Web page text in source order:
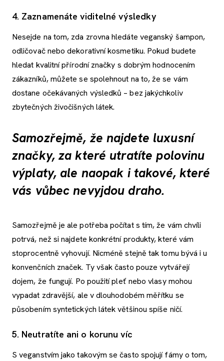
4. Zaznamenáte viditelné výsledky
Nesejde na tom, zda zrovna hledáte veganský šampon,
odličovač nebo dekorativní kosmetiku. Pokud budete
hledat kvalitní přírodní značky s dobrým hodnocením
zákazníků, můžete se spolehnout na to, že se vám
dostane očekávaných výsledků – bez jakýchkoliv
zbytečných živočišných látek.
Samozřejmě, že najdete luxusní
značky, za které utratíte polovinu
výplaty, ale naopak i takové, které
vás vůbec nevyjdou draho.
Samozřejmě je ale potřeba počítat s tím, že vám chvíli
potrvá, než si najdete konkrétní produkty, které vám
stoprocentně vyhovují. Nicméně stejně tak tomu bývá i u
konvenčních značek. Ty však často pouze vytvářejí
dojem, že fungují. Po použití pleť nebo vlasy mohou
vypadat zdravější, ale v dlouhodobém měřítku se
působením syntetických látek většinou spíše ničí.
5. Neutratíte ani o korunu víc
S veganstvím jako takovým se často spojují fámy o tom,